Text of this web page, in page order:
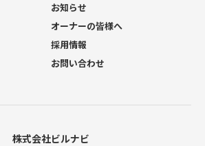
お知らせ
オーナーの皆様へ
採用情報
お問い合わせ
株式会社ビルナビ